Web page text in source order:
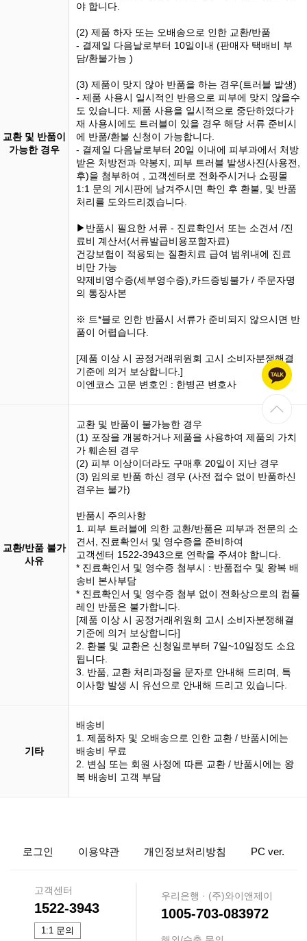
교환 및 반품이
가능한 경우
야 합니다.
(2) 제품 하자 또는 오배송으로 인한 교환/반품
- 결제일 다음날로부터 10일이내 (판매자 택배비 부
담/환불가능 )
(3) 제품이 맞지 않아 반품을 하는 경우(트러블 발생)
- 제품 사용시 일시적인 반응으로 피부에 맞지 않을수
도 있습니다. 제품 사용을 일시적으로 중단하였다가
재 사용시에도 트러블이 있을 경우 해당 서류 준비시
에 반품/환불 신청이 가능합니다.
- 결제일 다음날로부터 20일 이내에 피부과에서 처방
받은 처방전과 약봉지, 피부 트러블 발생사진(사용전,
후)을 첨부하여 , 고객센터로 전화주시거나 쇼핑몰
1:1 문의 게시판에 남겨주시면 확인 후 환불, 및 반품
처리를 도와드리겠습니다.
▶반품시 필요한 서류 - 진료확인서 또는 소견서 /진
료비 계산서(서류발급비용포함자료)
건강보험이 적용되는 질환치료 급여 범위내에 진료
비만 가능
약제비영수증(세부영수증),카드증빙불가 / 주문자명
의 통장사본
※ 트*블로 인한 반품시 서류가 준비되지 않으시면 반
품이 어렵습니다.
[제품 이상 시 공정거래위원회 고시 소비자분쟁해결
기준에 의거 보상합니다.]
이엔코스 고문 변호인 : 한병곤 변호사
교환/반품 불가
사유
교환 및 반품이 불가능한 경우
(1) 포장을 개봉하거나 제품을 사용하여 제품의 가치
가 훼손된 경우
(2) 피부 이상이더라도 구매후 20일이 지난 경우
(3) 임의로 반품 하신 경우 (사전 접수 없이 반품하신
경우는 불가)
반품시 주의사항
1. 피부 트러블에 의한 교환/반품은 피부과 전문의 소
견서, 진료확인서 및 영수증을 준비하여
고객센터 1522-3943으로 연락을 주셔야 합니다.
* 진료확인서 및 영수증 첨부시 : 반품접수 및 왕복 배
송비 본사부담
* 진료확인서 및 영수증 첨부 없이 전화상으로의 컴플
레인 반품은 불가합니다.
[제품 이상 시 공정거래위원회 고시 소비자분쟁해결
기준에 의거 보상합니다]
2. 환불 및 교환은 신청일로부터 7일~10일정도 소요
됩니다.
3. 반품, 교환 처리과정을 문자로 안내해 드리며, 특
이사항 발생 시 유선으로 안내해 드리고 있습니다.
기타
배송비
1. 제품하자 및 오배송으로 인한 교환 / 반품시에는
배송비 무료
2. 변심 또는 회원 사정에 따른 교환 / 반품시에는 왕
복 배송비 고객 부담
로그인 이용약관 개인정보처리방침 PC ver.
고객센터
1522-3943
1:1 문의
우리은행 · (주)와이앤제이
1005-703-083972